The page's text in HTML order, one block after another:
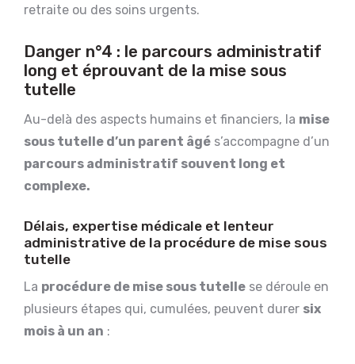
retraite ou des soins urgents.
Danger n°4 : le parcours administratif
long et éprouvant de la mise sous
tutelle
Au-delà des aspects humains et financiers, la mise
sous tutelle d’un parent âgé s’accompagne d’un
parcours administratif souvent long et
complexe.
Délais, expertise médicale et lenteur
administrative de la procédure de mise sous
tutelle
La procédure de mise sous tutelle se déroule en
plusieurs étapes qui, cumulées, peuvent durer six
mois à un an :